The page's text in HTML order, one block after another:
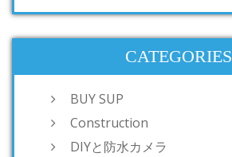
CATEGORIES
BUY SUP
Construction
DIYと防水カメラ